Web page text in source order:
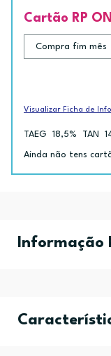
Cartão RP ON
Visualizar Ficha de
TAEG 18,5% TAN
Ainda não tens
Informação